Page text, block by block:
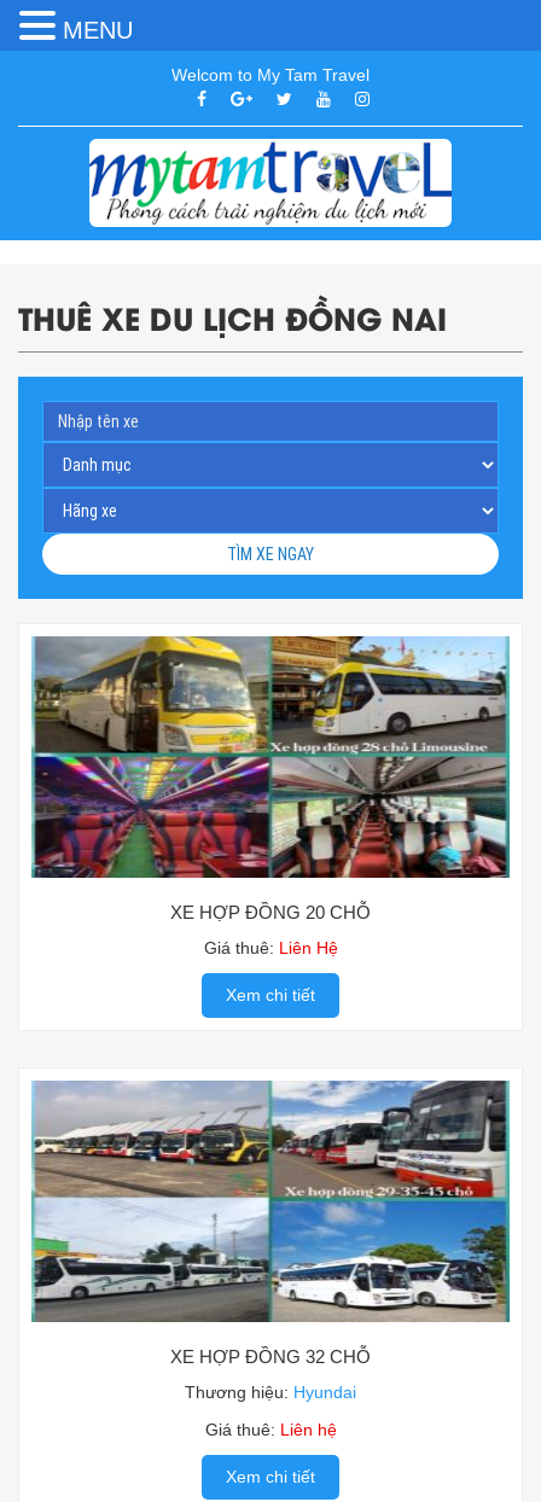
Welcom to My Tam Travel
THUÊ XE DU LỊCH ĐỒNG NAI
TÌM XE NGAY
XE HỢP ĐỒNG 20 CHỖ
Giá thuê: Liên Hệ
Xem chi tiết
XE HỢP ĐỒNG 32 CHỖ
Thương hiệu: Hyundai
Giá thuê: Liên hệ
Xem chi tiết
MENU